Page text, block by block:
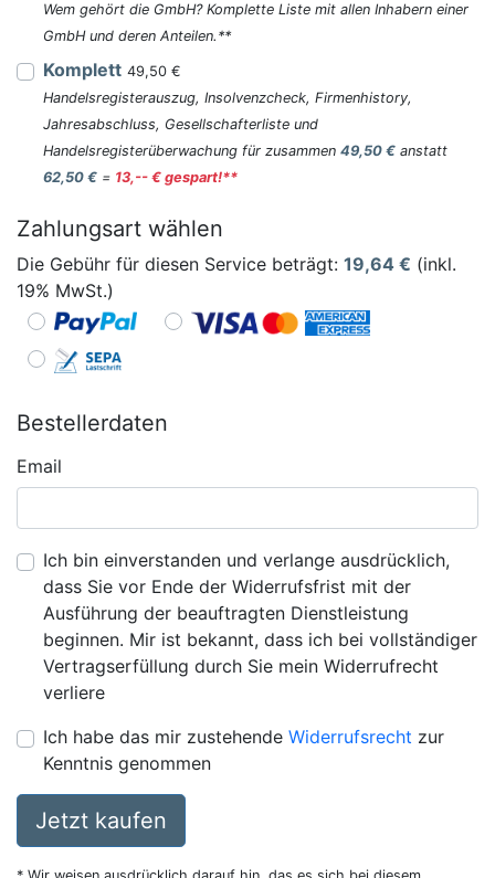
Wem gehört die GmbH? Komplette Liste mit allen Inhabern einer
GmbH und deren Anteilen.**
Komplett 49,50 €
Handelsregisterauszug, Insolvenzcheck, Firmenhistory,
Jahresabschluss, Gesellschafterliste und
Handelsregisterüberwachung für zusammen 49,50 € anstatt
62,50 € = 13,-- € gespart!**
Zahlungsart wählen
Die Gebühr für diesen Service beträgt: 19,64 € (inkl.
19% MwSt.)
Bestellerdaten
Email
Ich bin einverstanden und verlange ausdrücklich,
dass Sie vor Ende der Widerrufsfrist mit der
Ausführung der beauftragten Dienstleistung
beginnen. Mir ist bekannt, dass ich bei vollständiger
Vertragserfüllung durch Sie mein Widerrufrecht
verliere
Ich habe das mir zustehende Widerrufsrecht zur
Kenntnis genommen
Jetzt kaufen